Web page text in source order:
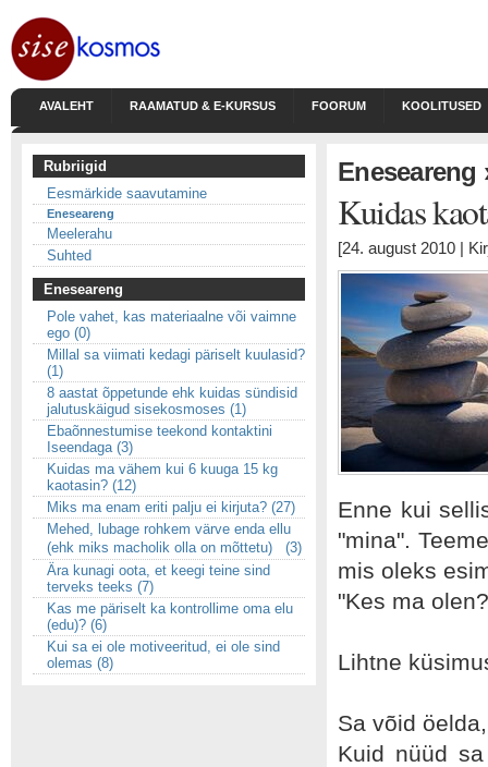
AVALEHT RAAMATUD & E-KURSUS FOORUM KOOLITUSED
Rubriigid
Eesmärkide saavutamine
Eneseareng
Meelerahu
Suhted
Eneseareng
Pole vahet, kas materiaalne või vaimne
ego (0)
Millal sa viimati kedagi päriselt kuulasid?
(1)
8 aastat õppetunde ehk kuidas sündisid
jalutuskäigud sisekosmoses (1)
Ebaõnnestumise teekond kontaktini
Iseendaga (3)
Kuidas ma vähem kui 6 kuuga 15 kg
kaotasin? (12)
Miks ma enam eriti palju ei kirjuta? (27)
Mehed, lubage rohkem värve enda ellu
(ehk miks macholik olla on mõttetu) (3)
Ära kunagi oota, et keegi teine sind
terveks teeks (7)
Kas me päriselt ka kontrollime oma elu
(edu)? (6)
Kui sa ei ole motiveeritud, ei ole sind
olemas (8)
Eneseareng
Kuidas
[24. august 2010 |
Enne kui
"mina".
mis oleks
"Kes ma
Lihtne
Sa võid
Kuid nüüd